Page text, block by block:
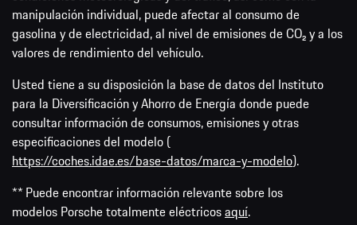
manipulación individual, puede afectar al consumo de
gasolina y de electricidad, al nivel de emisiones de CO₂ y a los
valores de rendimiento del vehículo.
Usted tiene a su disposición la base de datos del Instituto
para la Diversificación y Ahorro de Energía donde puede
consultar información de consumos, emisiones y otras
especificaciones del modelo (
https://coches.idae.es/base-datos/marca-y-modelo).
** Puede encontrar información relevante sobre los
modelos Porsche totalmente eléctricosaquí.